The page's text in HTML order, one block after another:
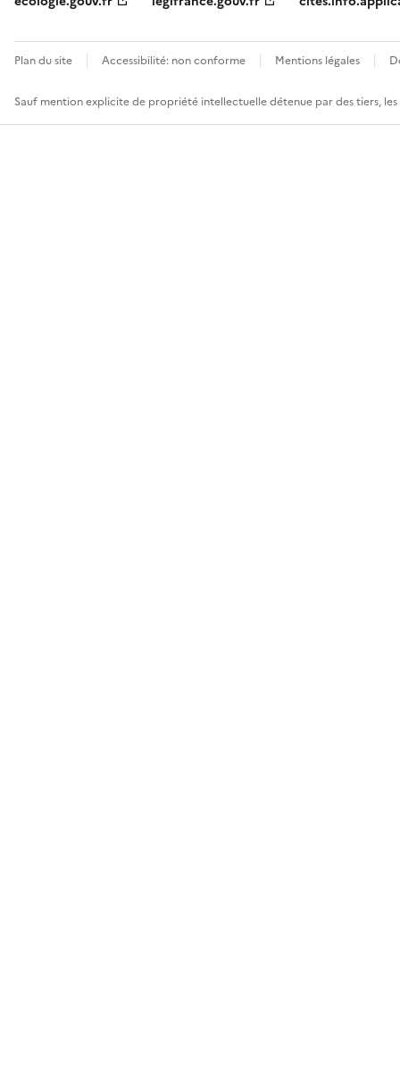
Plan du site Accessibilité: non conforme Mentions légales
Sauf mention explicite de propriété intellectuelle détenue par des tiers,